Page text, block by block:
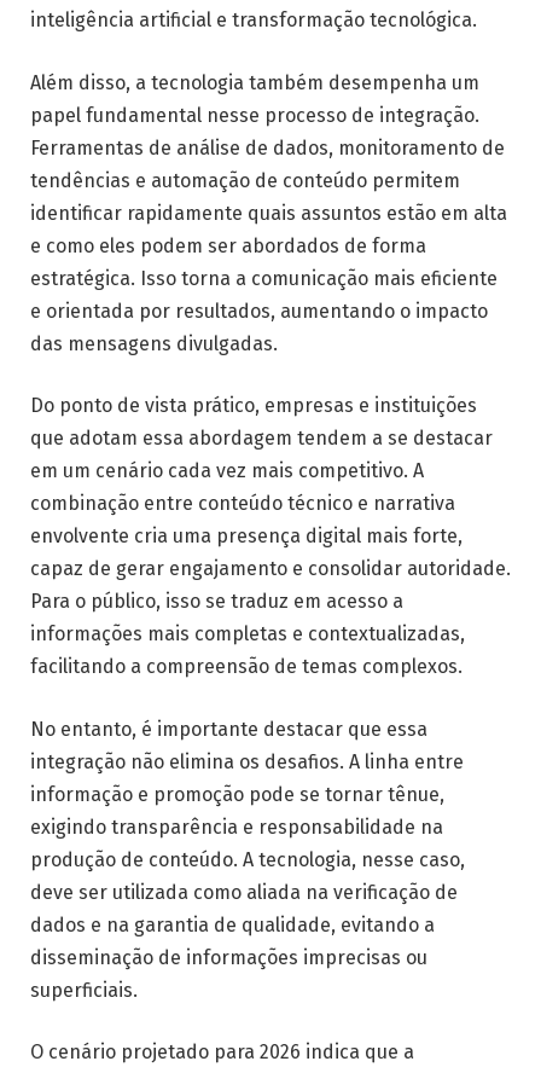
inteligência artificial e transformação tecnológica.
Além disso, a tecnologia também desempenha um
papel fundamental nesse processo de integração.
Ferramentas de análise de dados, monitoramento de
tendências e automação de conteúdo permitem
identificar rapidamente quais assuntos estão em alta
e como eles podem ser abordados de forma
estratégica. Isso torna a comunicação mais eficiente
e orientada por resultados, aumentando o impacto
das mensagens divulgadas.
Do ponto de vista prático, empresas e instituições
que adotam essa abordagem tendem a se destacar
em um cenário cada vez mais competitivo. A
combinação entre conteúdo técnico e narrativa
envolvente cria uma presença digital mais forte,
capaz de gerar engajamento e consolidar autoridade.
Para o público, isso se traduz em acesso a
informações mais completas e contextualizadas,
facilitando a compreensão de temas complexos.
No entanto, é importante destacar que essa
integração não elimina os desafios. A linha entre
informação e promoção pode se tornar tênue,
exigindo transparência e responsabilidade na
produção de conteúdo. A tecnologia, nesse caso,
deve ser utilizada como aliada na verificação de
dados e na garantia de qualidade, evitando a
disseminação de informações imprecisas ou
superficiais.
O cenário projetado para 2026 indica que a